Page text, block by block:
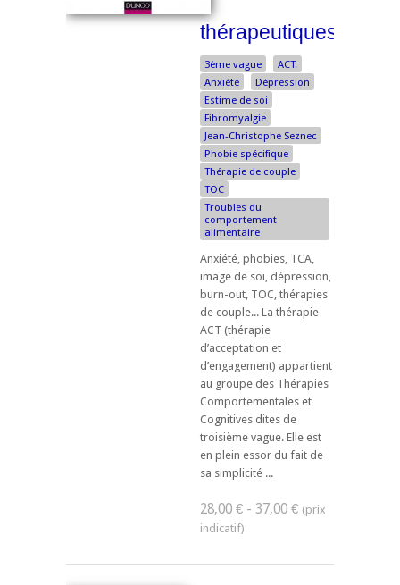
thérapeutiques
3ème vague
ACT.
Anxiété
Dépression
Estime de soi
Fibromyalgie
Jean-Christophe Seznec
Phobie spécifique
Thérapie de couple
TOC
Troubles du
comportement
alimentaire
Anxiété, phobies, TCA,
image de soi, dépression,
burn-out, TOC, thérapies
de couple... La thérapie
ACT (thérapie
d’acceptation et
d’engagement) appartient
au groupe des Thérapies
Comportementales et
Cognitives dites de
troisième vague. Elle est
en plein essor du fait de
sa simplicité ...
28,00 € - 37,00 €